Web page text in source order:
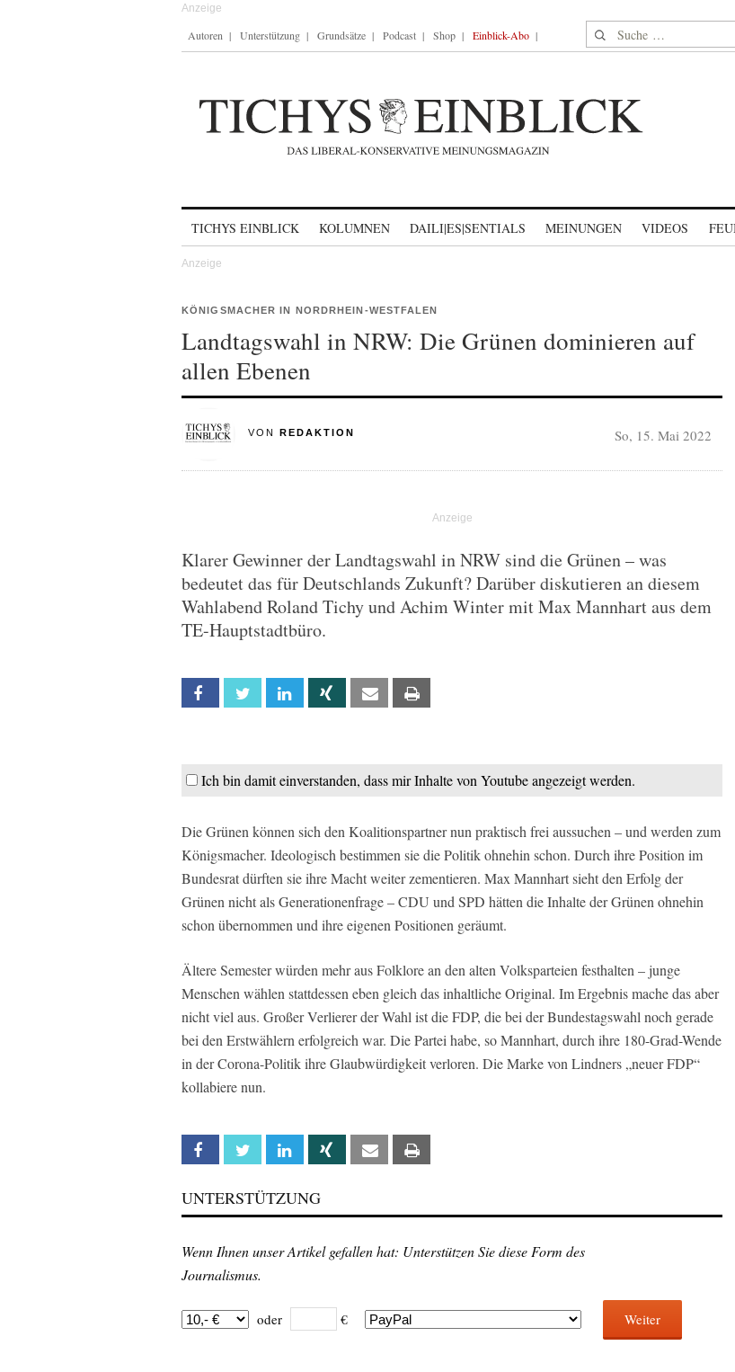
Autoren Unterstützung Grundsätze Podcast Shop Einblick-Abo Suche nach:
TICHYS EINBLICK KOLUMNEN DAILI|ES|SENTIALS MEINUNGEN VIDEOS
KÖNIGSMACHER IN NORDRHEIN-WESTFALEN
Landtagswahl in NRW: Die Grünen dominieren auf
allen Ebenen
VON REDAKTION So, 15. Mai 2022
Klarer Gewinner der Landtagswahl in NRW sind die Grünen – was
bedeutet das für Deutschlands Zukunft? Darüber diskutieren an diesem
Wahlabend Roland Tichy und Achim Winter mit Max Mannhart aus dem
TE-Hauptstadtbüro.
Facebook Twitter Linkedin Xing Email
Ich bin damit einverstanden, dass mir Inhalte von Youtube angezeigt werden.
Die Grünen können sich den Koalitionspartner nun praktisch frei aussuchen – und werden zum
Königsmacher. Ideologisch bestimmen sie die Politik ohnehin schon. Durch ihre Position im
Bundesrat dürften sie ihre Macht weiter zementieren. Max Mannhart sieht den Erfolg der
Grünen nicht als Generationenfrage – CDU und SPD hätten die Inhalte der Grünen ohnehin
schon übernommen und ihre eigenen Positionen geräumt.
Ältere Semester würden mehr aus Folklore an den alten Volksparteien festhalten – junge
Menschen wählen stattdessen eben gleich das inhaltliche Original. Im Ergebnis mache das aber
nicht viel aus. Großer Verlierer der Wahl ist die FDP, die bei der Bundestagswahl noch gerade
bei den Erstwählern erfolgreich war. Die Partei habe, so Mannhart, durch ihre 180-Grad-Wende
in der Corona-Politik ihre Glaubwürdigkeit verloren. Die Marke von Lindners „neuer FDP“
kollabiere nun.
Facebook Twitter Linkedin Xing Email
UNTERSTÜTZUNG
Wenn Ihnen unser Artikel gefallen hat: Unterstützen Sie diese Form des
Journalismus.
oder € Weiter